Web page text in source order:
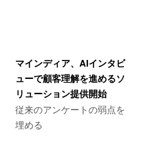
マインディア、AIインタビ
ューで顧客理解を進めるソ
リューション提供開始
従来のアンケートの弱点を
埋める